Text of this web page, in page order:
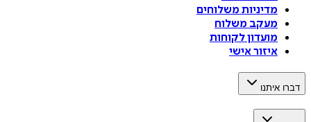
מדיניות משלוחים
מעקב משלוח
מועדון לקוחות
איזור אישי
דברו איתנו